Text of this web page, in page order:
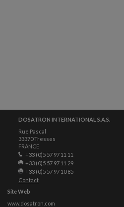
DOSATRON INTERNATIONAL S.A.S.
Rue Pascal
33370 Tresses
FRANCE
+33 (0)5 57 97 11 11
+33 (0)5 57 97 11 29
+33 (0)5 57 97 10 85
Contact
Site Web
www.dosatron.com